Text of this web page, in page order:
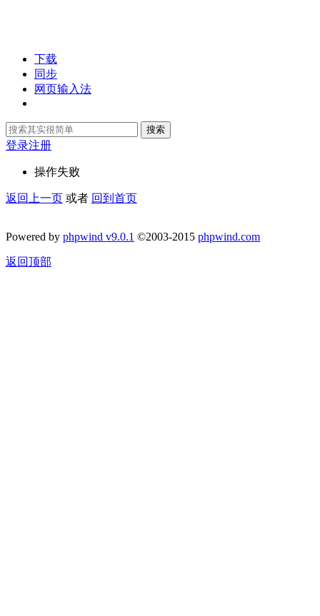
下载
同步
网页输入法
搜索
登录注册
操作失败
返回上一页 或者 回到首页
Powered by phpwind v9.0.1 ©2003-2015 phpwind.com
返回顶部